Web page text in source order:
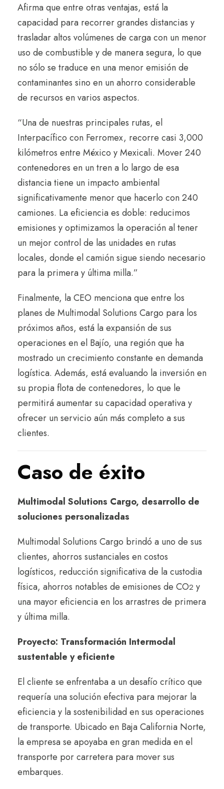
Afirma que entre otras ventajas, está la
capacidad para recorrer grandes distancias y
trasladar altos volúmenes de carga con un menor
uso de combustible y de manera segura, lo que
no sólo se traduce en una menor emisión de
contaminantes sino en un ahorro considerable
de recursos en varios aspectos.
“Una de nuestras principales rutas, el
Interpacífico con Ferromex, recorre casi 3,000
kilómetros entre México y Mexicali. Mover 240
contenedores en un tren a lo largo de esa
distancia tiene un impacto ambiental
significativamente menor que hacerlo con 240
camiones. La eficiencia es doble: reducimos
emisiones y optimizamos la operación al tener
un mejor control de las unidades en rutas
locales, donde el camión sigue siendo necesario
para la primera y última milla.”
Finalmente, la CEO menciona que entre los
planes de Multimodal Solutions Cargo para los
próximos años, está la expansión de sus
operaciones en el Bajío, una región que ha
mostrado un crecimiento constante en demanda
logística. Además, está evaluando la inversión en
su propia flota de contenedores, lo que le
permitirá aumentar su capacidad operativa y
ofrecer un servicio aún más completo a sus
clientes.
Caso de éxito
Multimodal Solutions Cargo, desarrollo de
soluciones personalizadas
Multimodal Solutions Cargo brindó a uno de sus
clientes, ahorros sustanciales en costos
logísticos, reducción significativa de la custodia
física, ahorros notables de emisiones de CO2 y
una mayor eficiencia en los arrastres de primera
y última milla.
Proyecto: Transformación Intermodal
sustentable y eficiente
El cliente se enfrentaba a un desafío crítico que
requería una solución efectiva para mejorar la
eficiencia y la sostenibilidad en sus operaciones
de transporte. Ubicado en Baja California Norte,
la empresa se apoyaba en gran medida en el
transporte por carretera para mover sus
embarques.